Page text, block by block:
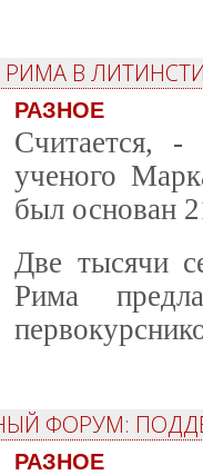
В
РАЗНОЕ
Считается, -
ученого
был основан
Две тысячи
Рима
ФОРУМ:
РАЗНОЕ